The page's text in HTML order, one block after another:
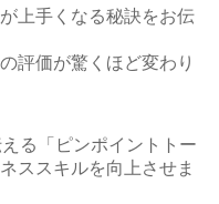
上手くなる秘訣をお伝
評価が驚くほど変わり
る「ピンポイントトー
ススキルを向上させま